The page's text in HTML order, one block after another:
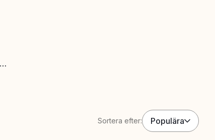
Sortera efter: Populära